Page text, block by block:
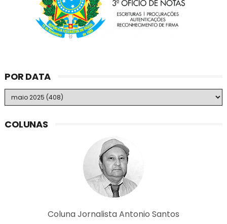
POR DATA
COLUNAS
Coluna Jornalista Antonio Santos